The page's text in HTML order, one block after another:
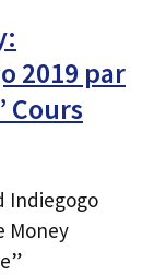
2019 par
Cours
Indiegogo
Money